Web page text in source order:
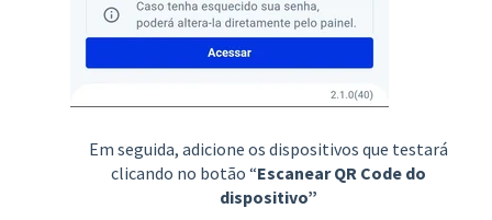
Em seguida, adicione os dispositivos que testará
clicando no botão “Escanear QR Code do
dispositivo”